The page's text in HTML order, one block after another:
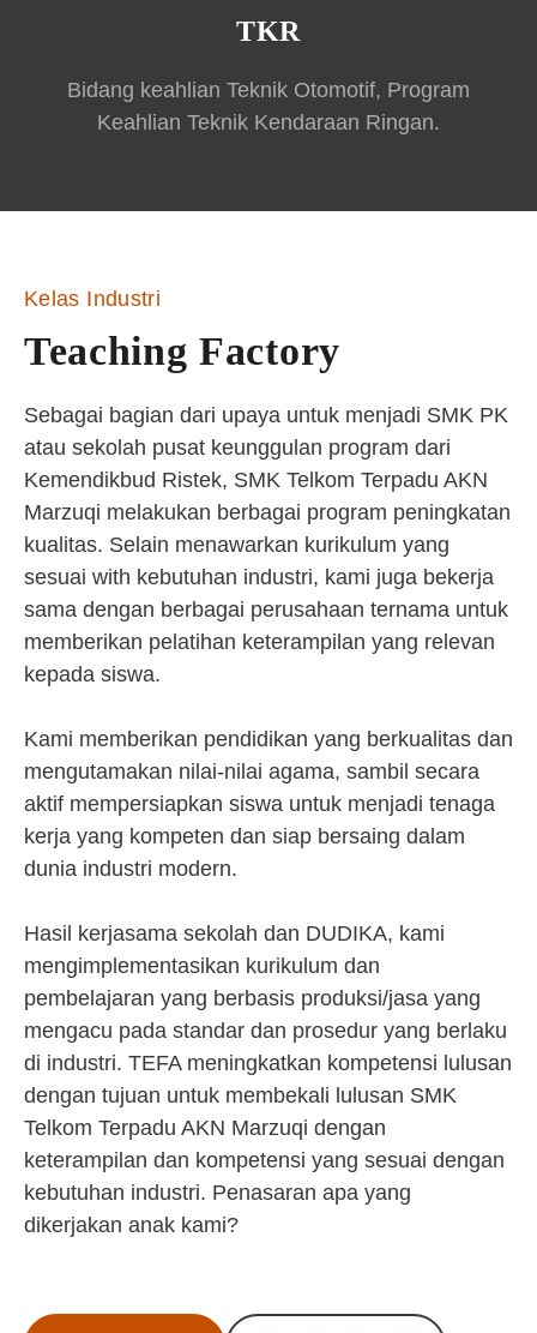
TKR
Bidang keahlian Teknik Otomotif, Program
Keahlian Teknik Kendaraan Ringan.
Kelas Industri
Teaching Factory
Sebagai bagian dari upaya untuk menjadi SMK PK
atau sekolah pusat keunggulan program dari
Kemendikbud Ristek, SMK Telkom Terpadu AKN
Marzuqi melakukan berbagai program peningkatan
kualitas. Selain menawarkan kurikulum yang
sesuai with kebutuhan industri, kami juga bekerja
sama dengan berbagai perusahaan ternama untuk
memberikan pelatihan keterampilan yang relevan
kepada siswa.
Kami memberikan pendidikan yang berkualitas dan
mengutamakan nilai-nilai agama, sambil secara
aktif mempersiapkan siswa untuk menjadi tenaga
kerja yang kompeten dan siap bersaing dalam
dunia industri modern.
Hasil kerjasama sekolah dan DUDIKA, kami
mengimplementasikan kurikulum dan
pembelajaran yang berbasis produksi/jasa yang
mengacu pada standar dan prosedur yang berlaku
di industri. TEFA meningkatkan kompetensi lulusan
dengan tujuan untuk membekali lulusan SMK
Telkom Terpadu AKN Marzuqi dengan
keterampilan dan kompetensi yang sesuai dengan
kebutuhan industri. Penasaran apa yang
dikerjakan anak kami?